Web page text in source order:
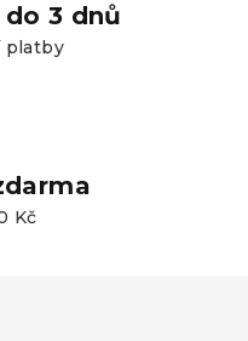
3 dnů
platby
Kč